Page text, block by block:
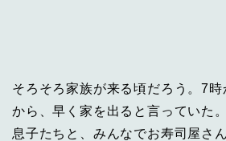
そろそろ家族が来る頃だろう。7
から、早く家を出ると言っていた
息子たちと、みんなでお寿司屋さ